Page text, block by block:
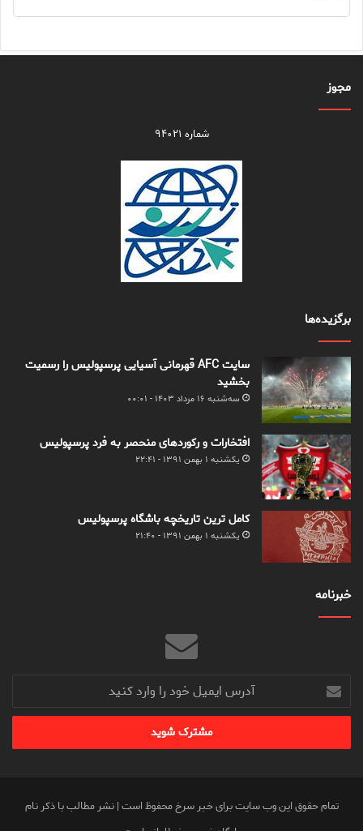
مجوز
شماره ۹۴۰۲۱
برگزیده‌ها
سایت AFC قهرمانی آسیایی پرسپولیس را رسمیت
بخشید
سه‌شنبه ۱۶ مرداد ۱۴۰۳ - ۰۰:۰۱
افتخارات و رکوردهای منحصر به فرد پرسپولیس
یکشنبه ۱ بهمن ۱۳۹۱ - ۲۲:۴۱
کامل ترین تاریخچه باشگاه پرسپولیس
یکشنبه ۱ بهمن ۱۳۹۱ - ۲۱:۴۰
خبرنامه
آدرس
ایمیل
خود
وارد
تمام حقوق این وب سایت برای خبر سرخ محفوظ است | نشر مطالب با ذکر نام